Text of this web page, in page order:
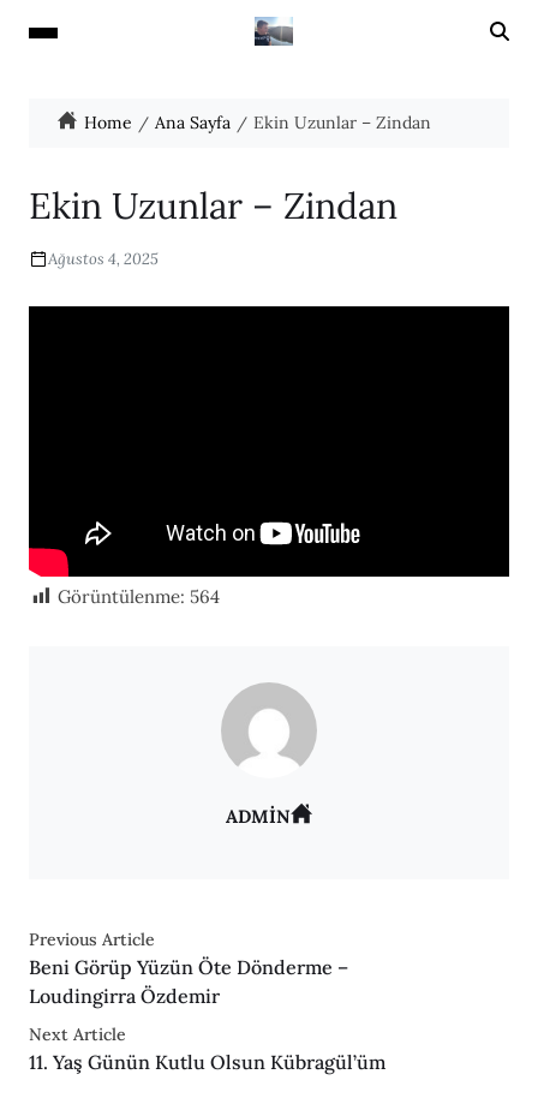
Home Ana Sayfa Ekin Uzunlar – Zindan
Ekin Uzunlar – Zindan
Ağustos 4, 2025
Görüntülenme: 564
ADMIN
Previous Article
Beni Görüp Yüzün Öte Dönderme –
Loudingirra Özdemir
Next Article
11. Yaş Günün Kutlu Olsun Kübragül’üm